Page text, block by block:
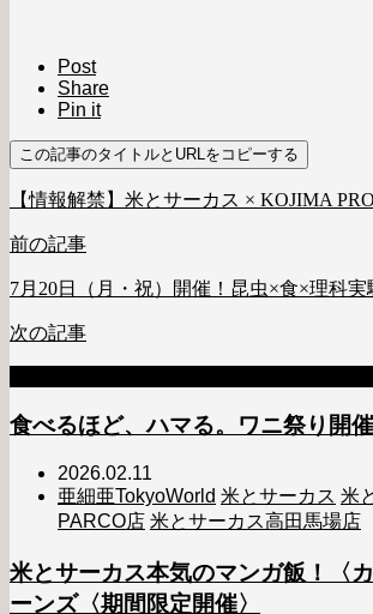
Post
Share
Pin it
この記事のタイトルとURLをコピーする
【情報解禁】米とサーカス × KOJIMA
前の記事
7月20日（月・祝）開催！昆虫×食×理科
次の記事
食べるほど、ハマる。ワニ祭り開催
2026.02.11
亜細亜TokyoWorld 米とサーカス 米
PARCO店 米とサーカス高田馬場店
米とサーカス本気のマンガ飯！〈
ーンズ〈期間限定開催〉